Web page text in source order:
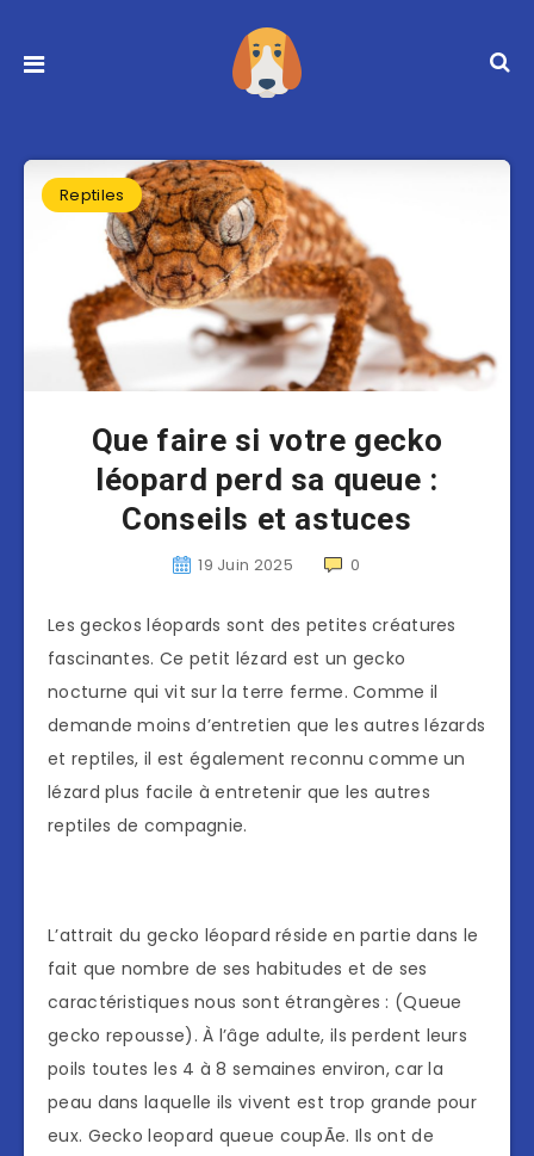
Reptiles
Que faire si votre gecko
léopard perd sa queue :
Conseils et astuces
19 Juin 2025 0
Les geckos léopards sont des petites créatures
fascinantes. Ce petit lézard est un gecko
nocturne qui vit sur la terre ferme. Comme il
demande moins d’entretien que les autres lézards
et reptiles, il est également reconnu comme un
lézard plus facile à entretenir que les autres
reptiles de compagnie.
L’attrait du gecko léopard réside en partie dans le
fait que nombre de ses habitudes et de ses
caractéristiques nous sont étrangères : (Queue
gecko repousse). À l’âge adulte, ils perdent leurs
poils toutes les 4 à 8 semaines environ, car la
peau dans laquelle ils vivent est trop grande pour
eux. Gecko leopard queue coupÃe. Ils ont de